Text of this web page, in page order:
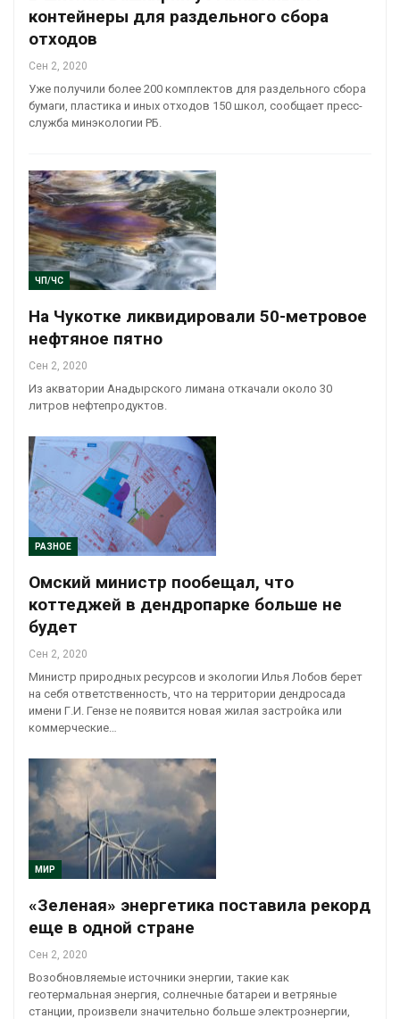
контейнеры для раздельного сбора
отходов
Сен 2, 2020
Уже получили более 200 комплектов для раздельного сбора
бумаги, пластика и иных отходов 150 школ, сообщает пресс-
служба минэкологии РБ.
ЧП/ЧС
На Чукотке ликвидировали 50-метровое
нефтяное пятно
Сен 2, 2020
Из акватории Анадырского лимана откачали около 30
литров нефтепродуктов.
РАЗНОЕ
Омский министр пообещал, что
коттеджей в дендропарке больше не
будет
Сен 2, 2020
Министр природных ресурсов и экологии Илья Лобов берет
на себя ответственность, что на территории дендросада
имени Г.И. Гензе не появится новая жилая застройка или
коммерческие…
МИР
«Зеленая» энергетика поставила рекорд
еще в одной стране
Сен 2, 2020
Возобновляемые источники энергии, такие как
геотермальная энергия, солнечные батареи и ветряные
станции, произвели значительно больше электроэнергии,